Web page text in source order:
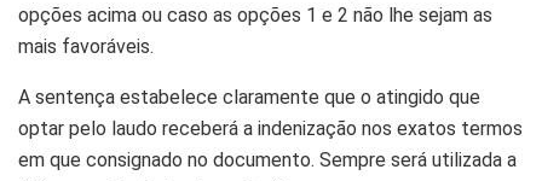
opções acima ou caso as opções 1 e 2 não lhe sejam as
mais favoráveis.
A sentença estabelece claramente que o atingido que
optar pelo laudo receberá a indenização nos exatos termos
em que consignado no documento. Sempre será utilizada a